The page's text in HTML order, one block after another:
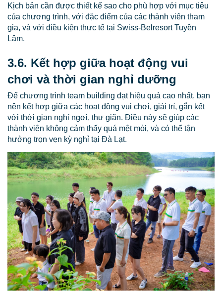
Kịch bản cần được thiết kế sao cho phù hợp với mục tiêu
của chương trình, với đặc điểm của các thành viên tham
gia, và với điều kiện thực tế tại Swiss-Belresort Tuyền
Lâm.
3.6. Kết hợp giữa hoạt động vui
chơi và thời gian nghỉ dưỡng
Để chương trình team building đạt hiệu quả cao nhất, bạn
nên kết hợp giữa các hoạt động vui chơi, giải trí, gắn kết
với thời gian nghỉ ngơi, thư giãn. Điều này sẽ giúp các
thành viên không cảm thấy quá mệt mỏi, và có thể tận
hưởng trọn vẹn kỳ nghỉ tại Đà Lạt.